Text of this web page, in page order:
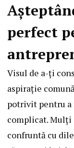
perfect
Visul de a-ți
aspirație
potrivit pentru a
complicat. Mulți
confruntă cu